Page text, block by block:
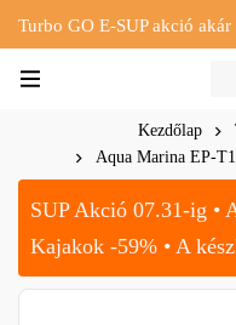
Turbo GO E-SUP akció
Kezdőlap
Aqua Marina EP-
SUP Akció 07.31-ig •
Kajakok -59% • A